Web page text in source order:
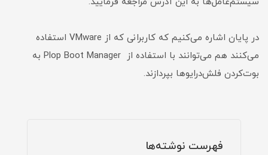
در پایان اشاره می‌کنیم که کاربرانی که از VMware استفاده
می‌کنند هم می‌توانند با استفاده از Plop Boot Manager به
بوت‌کردن فلش‌درایو‌ها بپردازند.
فهرست نوشته‌ها